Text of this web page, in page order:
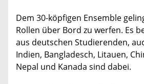
Dem 30-köpfigen Ensemble
Rollen über Bord zu werfen. Es
aus deutschen Studierenden,
Indien, Bangladesch, Litauen,
Nepal und Kanada sind dabei.